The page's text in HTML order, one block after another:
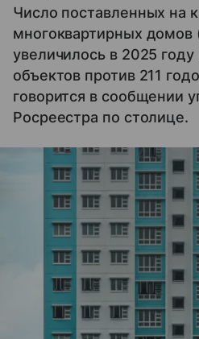
Число поставленных на
многоквартирных
увеличилось в 2025
объектов против 211
говорится в сообщении
Росреестра по столице.